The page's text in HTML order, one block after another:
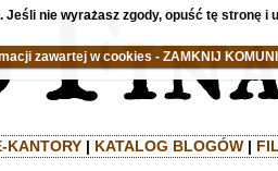
KANTORY| KATALOG BLOGÓW|
nie wyrażasz zgody, opuść tę stronę i
zawartej w cookies - ZAMKNIJ